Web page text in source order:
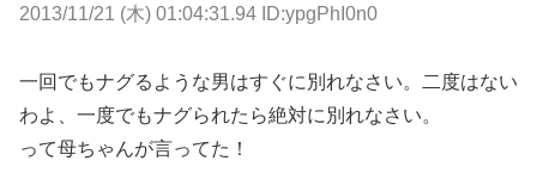
2013/11/21 (木) 01:04:31.94 ID:ypgPhI0n0
一回でもナグるような男はすぐに別れなさい。二度はない
わよ、一度でもナグられたら絶対に別れなさい。
って母ちゃんが言ってた！